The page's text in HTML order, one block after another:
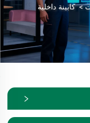
>كابينة داخلية